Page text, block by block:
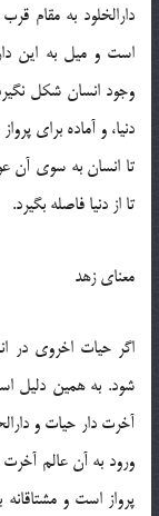
دارالخلود به مقام
است و میل به این
وجود انسان شکل
دنیا، و آماده برای
تا انسان به سوی آن
تا از دنیا فاصله بگیرد.
معنای زهد
اگر حیات اخروی در
شود. به همین دلیل
آخرت دار حیات و
ورود به آن عالم آخرت
پرواز است و